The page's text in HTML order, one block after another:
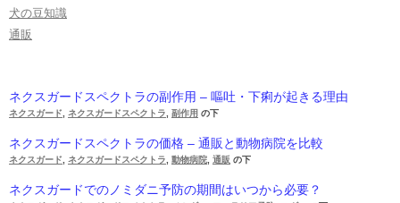
犬の豆知識
通販
ネクスガードスペクトラの副作用 – 嘔吐・下痢が起きる理由
ネクスガード, ネクスガードスペクトラ, 副作用 の下
ネクスガードスペクトラの価格 – 通販と動物病院を比較
ネクスガード, ネクスガードスペクトラ, 動物病院, 通販 の下
ネクスガードでのノミダニ予防の期間はいつから必要？